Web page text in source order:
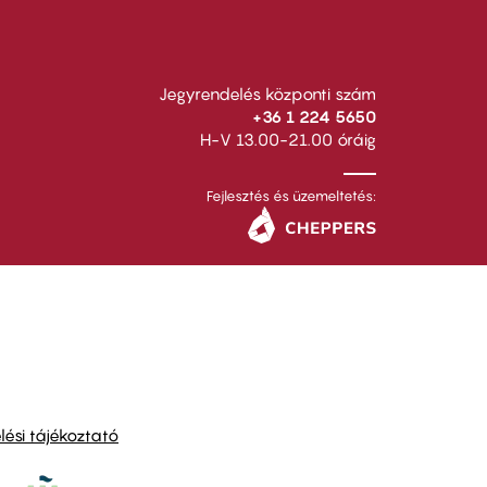
Jegyrendelés központi szám
+36 1 224 5650
H-V 13.00-21.00 óráig
Fejlesztés és üzemeltetés:
tájékoztató